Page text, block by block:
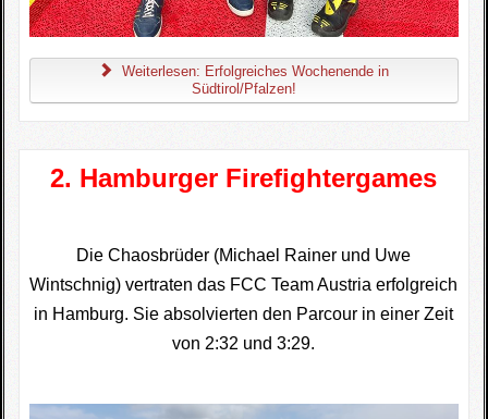
Weiterlesen: Erfolgreiches Wochenende in
Südtirol/Pfalzen!
2. Hamburger Firefightergames
Die Chaosbrüder (Michael Rainer und Uwe
Wintschnig) vertraten das FCC Team Austria erfolgreich
in Hamburg. Sie absolvierten den Parcour in einer Zeit
von 2:32 und 3:29.